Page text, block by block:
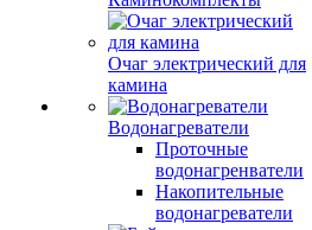
Очаг электрический для
камина
Водонагреватели
Проточные
водонагренватели
Накопительные
водонагреватели